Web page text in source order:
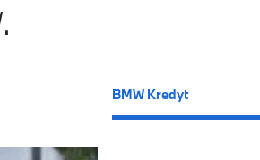
BMW Kredyt